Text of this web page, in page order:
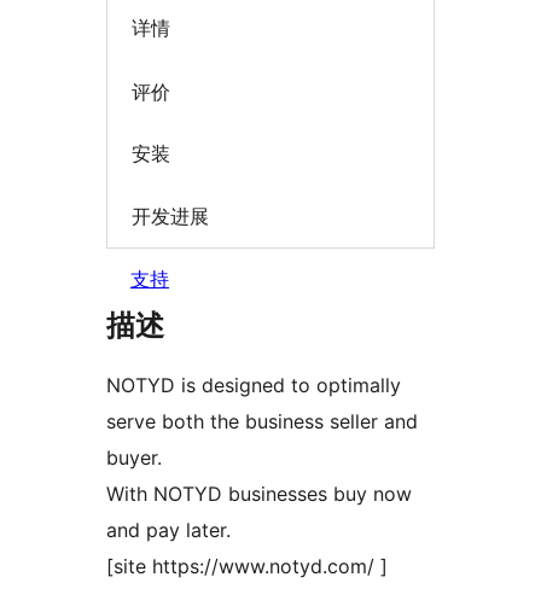
详情
评价
安装
开发进展
支持
描述
NOTYD is designed to optimally
serve both the business seller and
buyer.
With NOTYD businesses buy now
and pay later.
[site https://www.notyd.com/ ]